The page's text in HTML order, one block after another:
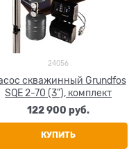
24056
скважинный Grundfos
SQE 2-70 (3"), комплект
122 900 руб.
КУПИТЬ